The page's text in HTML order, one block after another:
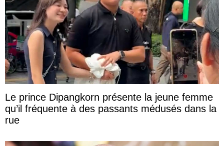
Le prince Dipangkorn présente la jeune femme
qu’il fréquente à des passants médusés dans la
rue